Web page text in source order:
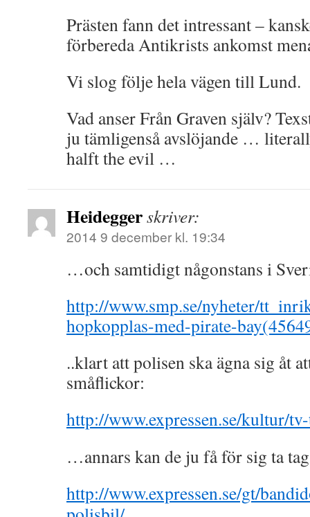
Prästen fann det intressant –
förbereda Antikrists ankomst
Vi slog följe hela vägen till Lund.
Vad anser Från Graven själv?
ju tämligenså avslöjande …
halft the evil …
Heideggerskriver:
2014 9 december kl. 19:34
…och samtidigt någonstans i
http://www.smp.se/nyheter/
hopkopplas-med-pirate-
..klart att polisen ska ägna sig åt
småflickor:
http://www.expressen.se/kultur/
…annars kan de ju få för sig ta
http://www.expressen.se/gt/